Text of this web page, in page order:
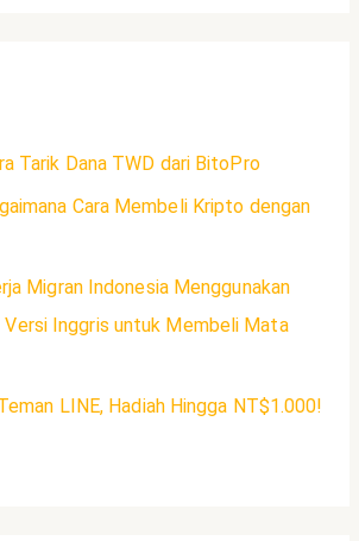
Tarik Dana TWD dari BitoPro
Cara Membeli Kripto dengan
Migran Indonesia Menggunakan
Versi Inggris untuk Membeli Mata
LINE, Hadiah Hingga NT$1.000!